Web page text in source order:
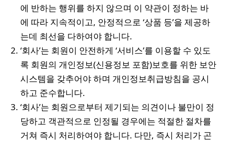
에 반하는 행위를 하지 않으며 이 약관이 정하는 바
에 따라 지속적이고, 안정적으로 ‘상품 등’을 제공하
는데 최선을 다하여야 합니다.
‘회사’는 회원이 안전하게 ‘서비스’를 이용할 수 있도
록 회원의 개인정보(신용정보 포함)보호를 위한 보안
시스템을 갖추어야 하며 개인정보취급방침을 공시
하고 준수합니다.
‘회사’는 회원으로부터 제기되는 의견이나 불만이 정
당하고 객관적으로 인정될 경우에는 적절한 절차를
거쳐 즉시 처리하여야 합니다. 다만, 즉시 처리가 곤